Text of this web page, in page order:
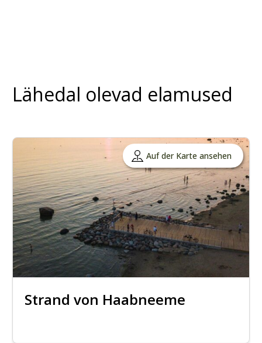
Lähedal olevad elamused
Auf der Karte ansehen
Strand von Haabneeme